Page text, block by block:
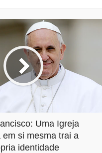
Uma Igreja
em si mesma trai a
identidade